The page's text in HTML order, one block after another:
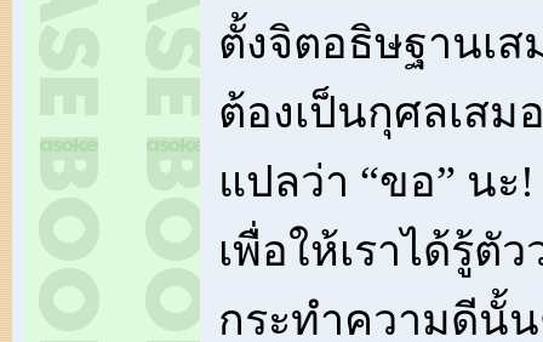
ตั้งจิตอธิษฐานเ
ต้องเป็นกุศลเสม
แปลว่า “ขอ” นะ
เพื่อให้เราได้รู้ตัว
กระทำความดีนั้